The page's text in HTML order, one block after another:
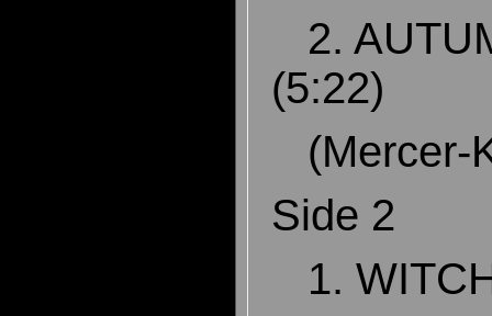
2.
(5:22)
(Mercer-
Side 2
1.